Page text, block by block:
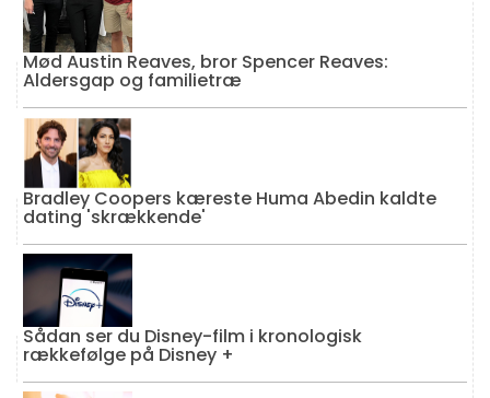
Mød Austin Reaves, bror Spencer Reaves:
Aldersgap og familietræ
Bradley Coopers kæreste Huma Abedin kaldte
dating 'skrækkende'
Sådan ser du Disney-film i kronologisk
rækkefølge på Disney +